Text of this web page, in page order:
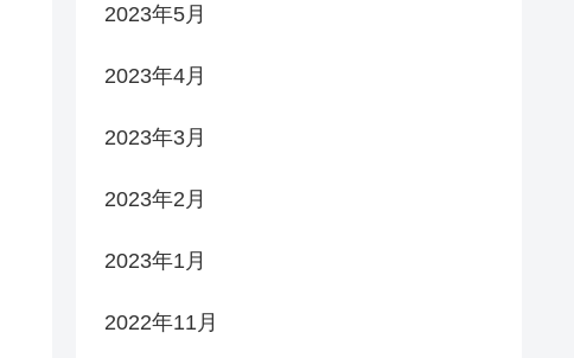
2023年5月
2023年4月
2023年3月
2023年2月
2023年1月
2022年11月